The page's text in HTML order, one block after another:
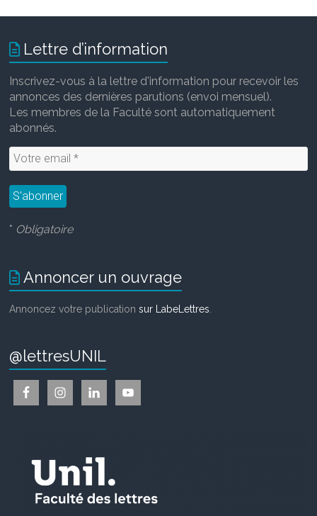
Lettre d’information
Inscrivez-vous à la lettre d'information pour recevoir les
annonces des dernières parutions (envoi mensuel).
Les membres de la Faculté sont automatiquement
abonnés.
* Obligatoire
Annoncer un ouvrage
Annoncez votre publicationsur LabeLettres
@lettresUNIL